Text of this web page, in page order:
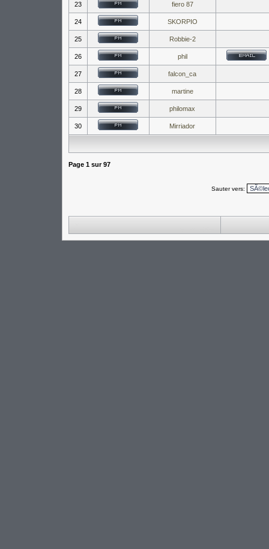
23 fiero 87
24 SKORPIO
25 Robbie-2
26 phil
27 falcon_ca
28 martine
29 philomax
30 Mirriador
Page 1sur97
Sauter vers: